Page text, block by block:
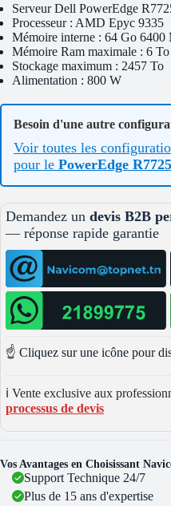
Serveur Dell PowerEdge
Processeur : AMD Epyc 9335
Mémoire interne : 64 Go 6400
Mémoire Ram maximale : 6 To
Stockage maximum : 2457 To
Alimentation : 800 W
Besoin d'une autre
Voir toutes les
pour le PowerEdge R7725
Demandez un devis B2B
— réponse rapide garantie
☝️ Cliquez sur une icône pour
ℹ️ Vente exclusive aux
processus de devis
Vos Avantages en Choisissant
Support Technique 24/7
Plus de 15 ans d'expertise